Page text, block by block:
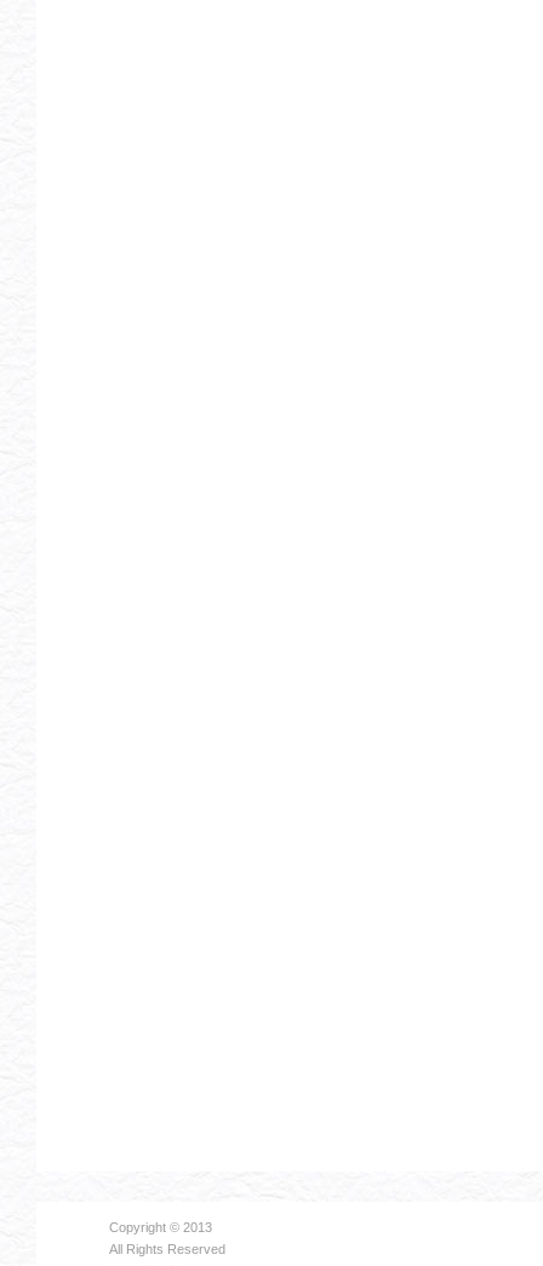
Copyright © 2013
All Rights Reserved